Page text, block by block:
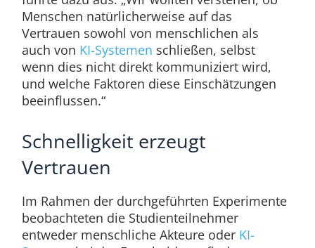
Menschen natürlicherweise auf das
Vertrauen sowohl von menschlichen als
auch von KI-Systemen schließen, selbst
wenn dies nicht direkt kommuniziert wird,
und welche Faktoren diese Einschätzungen
beeinflussen.“
Schnelligkeit erzeugt
Vertrauen
Im Rahmen der durchgeführten Experimente
beobachteten die Studienteilnehmer
entweder menschliche Akteure oder KI-